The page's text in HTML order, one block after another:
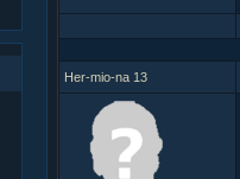
Her-mio-na 13